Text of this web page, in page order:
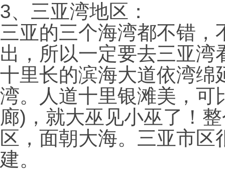
3、三亚湾地区：
三亚的三个海湾都不错
出，所以一定要去三亚
十里长的滨海大道依湾绵
湾。人道十里银滩美，可
廊)，就大巫见小巫了！
区，面朝大海。三亚市
建。